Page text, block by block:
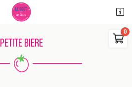


PETITE BIERE